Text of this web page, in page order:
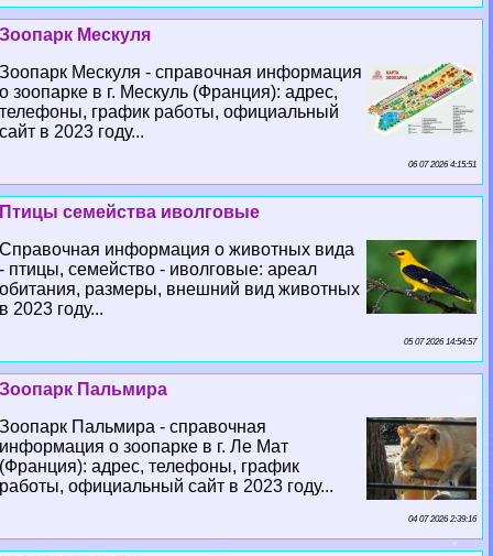
Зоопарк Мескуля
Зоопарк Мескуля - справочная информация
о зоопарке в г. Мескуль (Франция): адрес,
телефоны, график работы, официальный
сайт в 2023 году...
06 07 2026 4:15:51
Птицы семейства иволговые
Справочная информация о животных вида
- птицы, семейство - иволговые: ареал
обитания, размеры, внешний вид животных
в 2023 году...
05 07 2026 14:54:57
Зоопарк Пальмира
Зоопарк Пальмира - справочная
информация о зоопарке в г. Ле Мат
(Франция): адрес, телефоны, график
работы, официальный сайт в 2023 году...
04 07 2026 2:39:16